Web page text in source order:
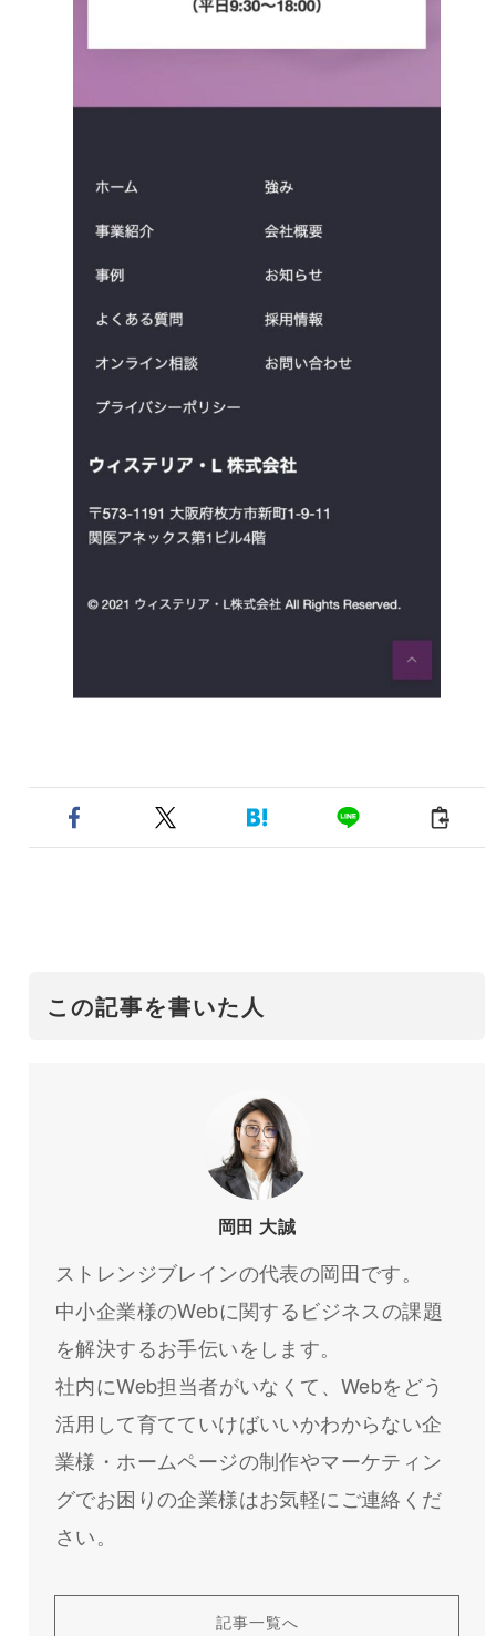
この記事を書いた人
岡田 大誠
ストレンジブレインの代表の岡田です。
中小企業様のWebに関するビジネスの課題
を解決するお手伝いをします。
社内にWeb担当者がいなくて、Webをどう
活用して育てていけばいいかわからない企
業様・ホームページの制作やマーケティン
グでお困りの企業様はお気軽にご連絡くだ
さい。
記事一覧へ